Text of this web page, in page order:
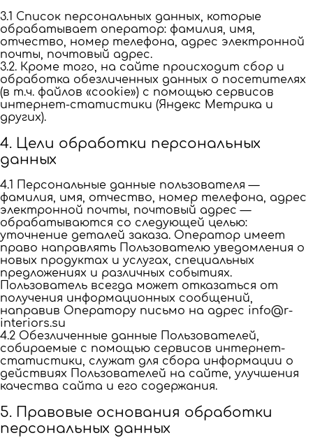
3.1 Список персональных данных, которые
обрабатывает оператор: фамилия, имя,
отчество, номер телефона, адрес электронной
почты, почтовый адрес.
3.2. Кроме того, на сайте происходит сбор и
обработка обезличенных данных о посетителях
(в т.ч. файлов «cookie») с помощью сервисов
интернет-статистики (Яндекс Метрика и
других).
4. Цели обработки персональных
данных
4.1 Персональные данные пользователя —
фамилия, имя, отчество, номер телефона, адрес
электронной почты, почтовый адрес —
обрабатываются со следующей целью:
уточнение деталей заказа. Оператор имеет
право направлять Пользователю уведомления о
новых продуктах и услугах, специальных
предложениях и различных событиях.
Пользователь всегда может отказаться от
получения информационных сообщений,
направив Оператору письмо на адрес info@r-
interiors.su
4.2 Обезличенные данные Пользователей,
собираемые с помощью сервисов интернет-
статистики, служат для сбора информации о
действиях Пользователей на сайте, улучшения
качества сайта и его содержания.
5. Правовые основания обработки
персональных данных